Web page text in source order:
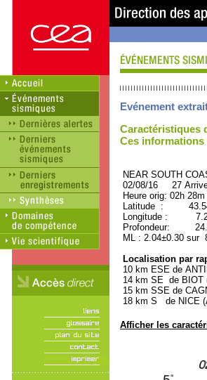
Evénement
Caractéristiques
Ces informations
NEAR SOUTH
02/08/16 27
Heure orig: 02h
Latitude :
Longitude :
Profondeur: 24.
ML : 2.04±0.30
Localisation par
10 km ESE de
14 km SE de BIOT
15 km SSE de
18 km S de NICE
Afficher les